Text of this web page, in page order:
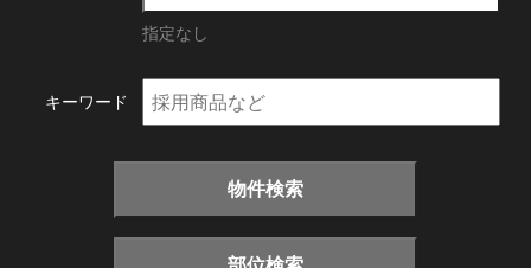
指定なし
キーワード
物件検索